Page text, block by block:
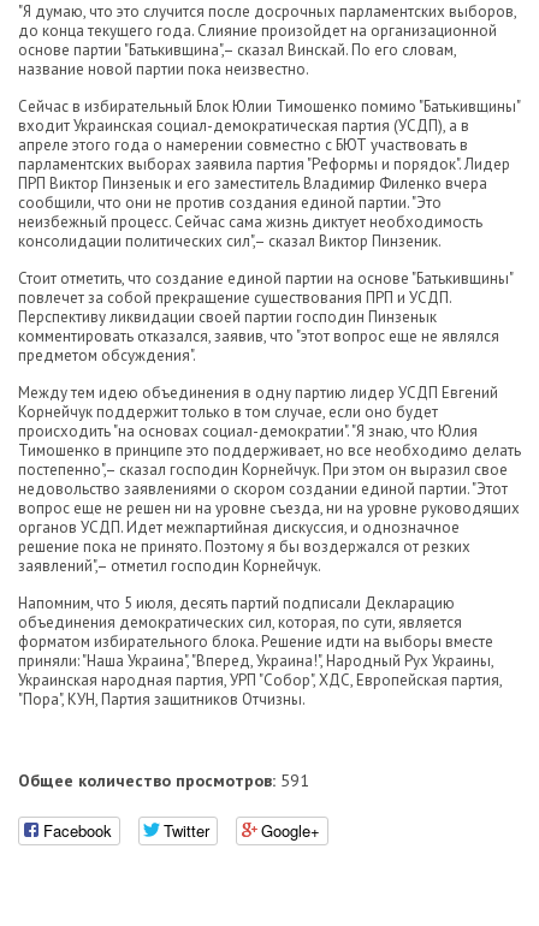
"Я думаю, что это случится после досрочных парламентских выборов,
до конца текущего года. Слияние произойдет на организационной
основе партии "Батькивщина",– сказал Винскай. По его словам,
название новой партии пока неизвестно.
Сейчас в избирательный Блок Юлии Тимошенко помимо "Батькивщины"
входит Украинская социал-демократическая партия (УСДП), а в
апреле этого года о намерении совместно с БЮТ участвовать в
парламентских выборах заявила партия "Реформы и порядок". Лидер
ПРП Виктор Пинзенык и его заместитель Владимир Филенко вчера
сообщили, что они не против создания единой партии. "Это
неизбежный процесс. Сейчас сама жизнь диктует необходимость
консолидации политических сил",– сказал Виктор Пинзеник.
Стоит отметить, что создание единой партии на основе "Батькивщины"
повлечет за собой прекращение существования ПРП и УСДП.
Перспективу ликвидации своей партии господин Пинзенык
комментировать отказался, заявив, что "этот вопрос еще не являлся
предметом обсуждения".
Между тем идею объединения в одну партию лидер УСДП Евгений
Корнейчук поддержит только в том случае, если оно будет
происходить "на основах социал-демократии". "Я знаю, что Юлия
Тимошенко в принципе это поддерживает, но все необходимо делать
постепенно",– сказал господин Корнейчук. При этом он выразил свое
недовольство заявлениями о скором создании единой партии. "Этот
вопрос еще не решен ни на уровне съезда, ни на уровне руководящих
органов УСДП. Идет межпартийная дискуссия, и однозначное
решение пока не принято. Поэтому я бы воздержался от резких
заявлений",– отметил господин Корнейчук.
Напомним, что 5 июля, десять партий подписали Декларацию
объединения демократических сил, которая, по сути, является
форматом избирательного блока. Решение идти на выборы вместе
приняли: "Наша Украина", "Вперед, Украина!", Народный Рух Украины,
Украинская народная партия, УРП "Собор", ХДС, Европейская партия,
"Пора", КУН, Партия защитников Отчизны.
Общее количество просмотров: 591
Facebook Twitter Google+